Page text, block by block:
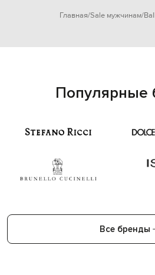
Главная Sale мужчинам
Популярные
Все бренды